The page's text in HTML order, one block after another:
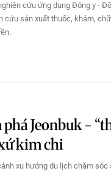
cứu ứng dụng Đông y -
cứu sản xuất thuốc, khám,
Jeonbuk -
kim chi
xu hướng du lịch chăm